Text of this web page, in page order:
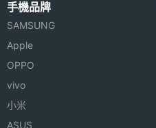
SIM卡
槽數
SIM1
手機品牌
SAMSUNG
Apple
OPPO
vivo
小米
ASUS